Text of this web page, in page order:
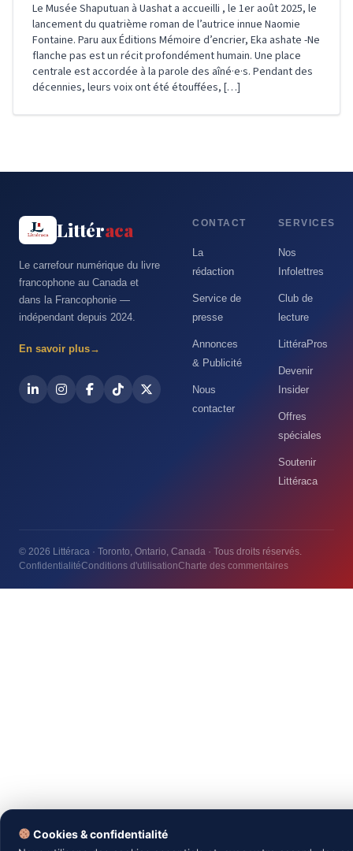
Le Musée Shaputuan à Uashat a accueilli , le 1er août 2025, le
lancement du quatrième roman de l’autrice innue Naomie
Fontaine. Paru aux Éditions Mémoire d’encrier, Eka ashate -Ne
flanche pas est un récit profondément humain. Une place
centrale est accordée à la parole des aîné·e·s. Pendant des
décennies, leurs voix ont été étouffées, […]
Littéraca
Le carrefour numérique du livre
francophone au Canada et
dans la Francophonie —
indépendant depuis 2024.
En savoir plus→
CONTACT
La
rédaction
Service de
presse
Annonces
& Publicité
Nous
contacter
SERVICES
Nos
Infolettres
Club de
lecture
LittéraPros
Devenir
Insider
Offres
spéciales
Soutenir
Littéraca
© 2026 Littéraca · Toronto, Ontario, Canada · Tous droits réservés.
ConfidentialitéConditions d'utilisationCharte des commentaires
Cookies & confidentialité
Analytique
Analytics, statistiques anonymes). Aucune donnée vendue.